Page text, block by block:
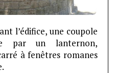
l’édifice, une coupole
par un lanternon,
à fenêtres romanes